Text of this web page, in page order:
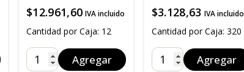
$12.961,60 IVA incluido
Cantidad por Caja: 12
Agregar
$3.128,63 IVA incluido
Cantidad por Caja: 320
Agregar